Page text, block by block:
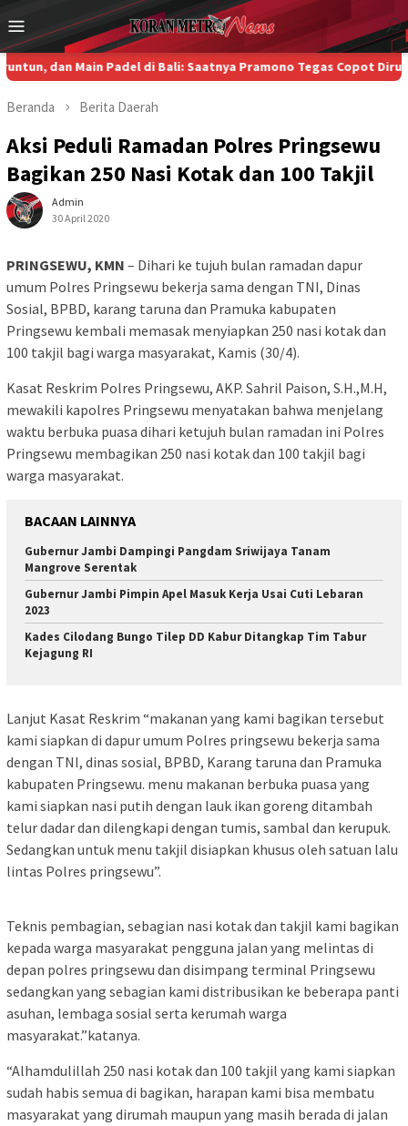
ke
konten
Menu
Mobile
Main Padel di Bali: Saatnya Pramono Tegas Copot Dirut
Beranda Berita Daerah
Aksi Peduli Ramadan Polres Pringsewu
Bagikan 250 Nasi Kotak dan 100 Takjil
Admin
30 April 2020
PRINGSEWU, KMN – Dihari ke tujuh bulan ramadan dapur
umum Polres Pringsewu bekerja sama dengan TNI, Dinas
Sosial, BPBD, karang taruna dan Pramuka kabupaten
Pringsewu kembali memasak menyiapkan 250 nasi kotak dan
100 takjil bagi warga masyarakat, Kamis (30/4).
Kasat Reskrim Polres Pringsewu, AKP. Sahril Paison, S.H.,M.H,
mewakili kapolres Pringsewu menyatakan bahwa menjelang
waktu berbuka puasa dihari ketujuh bulan ramadan ini Polres
Pringsewu membagikan 250 nasi kotak dan 100 takjil bagi
warga masyarakat.
BACAAN LAINNYA
Gubernur Jambi Dampingi Pangdam Sriwijaya Tanam
Mangrove Serentak
Gubernur Jambi Pimpin Apel Masuk Kerja Usai Cuti Lebaran
2023
Kades Cilodang Bungo Tilep DD Kabur Ditangkap Tim Tabur
Kejagung RI
Lanjut Kasat Reskrim “makanan yang kami bagikan tersebut
kami siapkan di dapur umum Polres pringsewu bekerja sama
dengan TNI, dinas sosial, BPBD, Karang taruna dan Pramuka
kabupaten Pringsewu. menu makanan berbuka puasa yang
kami siapkan nasi putih dengan lauk ikan goreng ditambah
telur dadar dan dilengkapi dengan tumis, sambal dan kerupuk.
Sedangkan untuk menu takjil disiapkan khusus oleh satuan lalu
lintas Polres pringsewu”.
Teknis pembagian, sebagian nasi kotak dan takjil kami bagikan
kepada warga masyarakat pengguna jalan yang melintas di
depan polres pringsewu dan disimpang terminal Pringsewu
sedangkan yang sebagian kami distribusikan ke beberapa panti
asuhan, lembaga sosial serta kerumah warga
masyarakat.”katanya.
“Alhamdulillah 250 nasi kotak dan 100 takjil yang kami siapkan
sudah habis semua di bagikan, harapan kami bisa membatu
masyarakat yang dirumah maupun yang masih berada di jalan